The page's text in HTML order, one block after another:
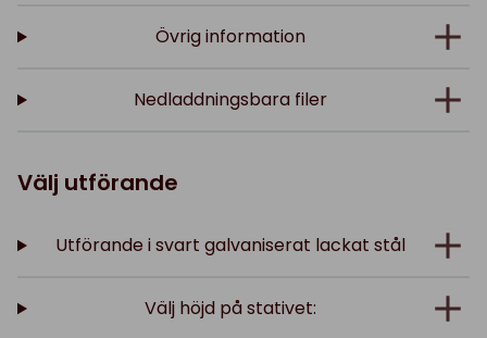
Övrig information
Nedladdningsbara filer
Välj utförande
Utförande i svart galvaniserat lackat stål
Välj höjd på stativet: